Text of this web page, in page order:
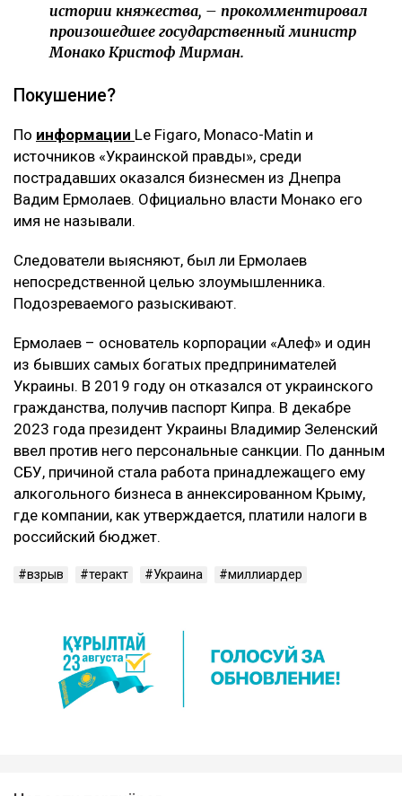
истории княжества, – прокомментировал
произошедшее государственный министр
Монако Кристоф Мирман.
Покушение?
По информации Le Figaro, Monaco-Matin и
источников «Украинской правды», среди
пострадавших оказался бизнесмен из Днепра
Вадим Ермолаев. Официально власти Монако его
имя не называли.
Следователи выясняют, был ли Ермолаев
непосредственной целью злоумышленника.
Подозреваемого разыскивают.
Ермолаев – основатель корпорации «Алеф» и один
из бывших самых богатых предпринимателей
Украины. В 2019 году он отказался от украинского
гражданства, получив паспорт Кипра. В декабре
2023 года президент Украины Владимир Зеленский
ввел против него персональные санкции. По данным
СБУ, причиной стала работа принадлежащего ему
алкогольного бизнеса в аннексированном Крыму,
где компании, как утверждается, платили налоги в
российский бюджет.
взрыв теракт Украина миллиардер